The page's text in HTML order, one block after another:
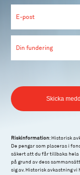
E-post
Din fundering
Skicka
Riskinformation: Historisk
De pengar som placeras i
säkert att du får tillbaka
på grund av dess
sig av. Historisk avkastning